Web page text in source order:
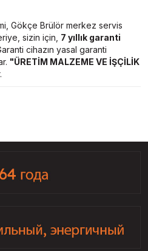
Gökçe Brülör merkez servis
sizin için, 7 yıllık garanti
cihazın yasal garanti
"ÜRETİM MALZEME VE İŞÇİLİK